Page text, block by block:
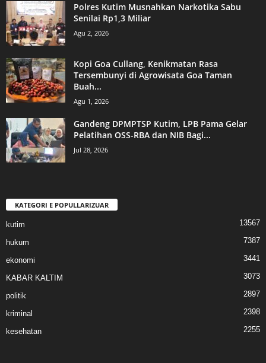
Polres Kutim Musnahkan Narkotika Sabu
Senilai Rp1,3 Miliar
Agu 2, 2026
Kopi Goa Cullang, Kenikmatan Rasa
Tersembunyi di Agrowisata Goa Taman
Buah...
Agu 1, 2026
Gandeng DPMPTSP Kutim, LPB Pama Gelar
Pelatihan OSS-RBA dan NIB Bagi...
Jul 28, 2026
KATEGORI E POPULLARIZUAR
kutim 13567
hukum 7387
ekonomi 3441
KABAR KALTIM 3073
politik 2897
kriminal 2398
kesehatan 2255